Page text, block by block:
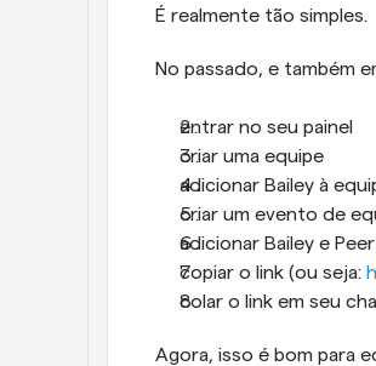
É realmente tão simples.
No passado, e também
entrar no seu painel
criar uma equipe
adicionar Bailey à
criar um evento de
adicionar Bailey e
copiar o link (ou seja:
colar o link em seu
Agora, isso é bom para